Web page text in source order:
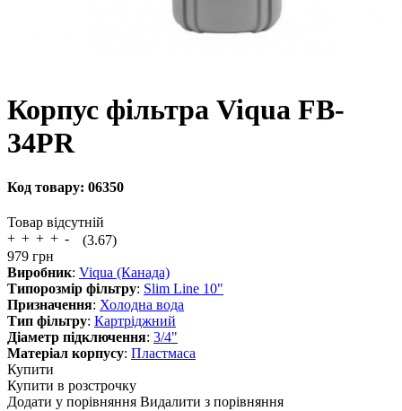
Корпус фільтра Viqua FB-
34PR
Код товару: 06350
Товар відсутній
(3.67)
979 грн
Виробник: Viqua (Канада)
Типорозмір фільтру: Slim Line 10"
Призначення: Холодна вода
Тип фільтру: Картріджний
Діаметр підключення: 3/4"
Матеріал корпусу: Пластмаса
Купити
Купити в розстрочку
Додати у порівняння Видалити з порівняння